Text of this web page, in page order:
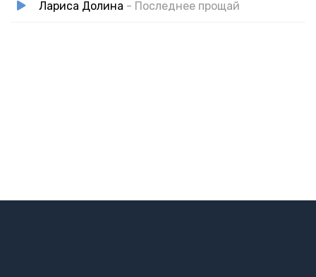
Лариса Долина - Последнее прощай